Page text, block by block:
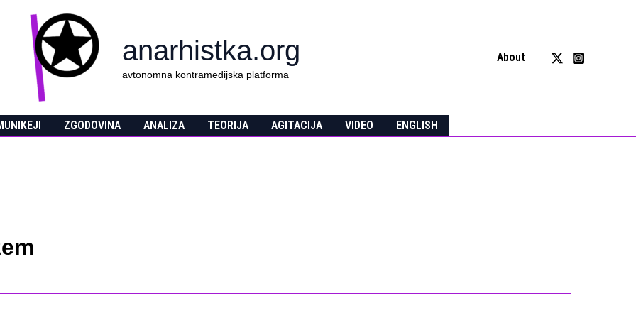
anarhistka.org
avtonomna kontramedijska platforma
About
ZGODOVINA ANALIZA TEORIJA AGITACIJA VIDEO ENGLISH